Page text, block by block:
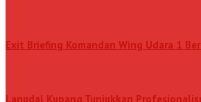
Exit Briefing Komandan Wing Udara 1
Lanudal Kupang Tunjukkan